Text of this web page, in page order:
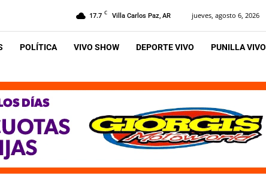
17.7 C Villa Carlos Paz, AR jueves, agosto 6, 2026
POLÍTICA VIVO SHOW DEPORTE VIVO PUNILLA VIVO